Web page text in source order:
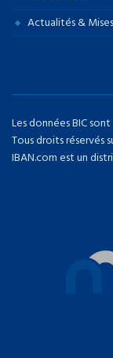
Actualités &
Les données BIC
Tous droits réservés
IBAN.com est un